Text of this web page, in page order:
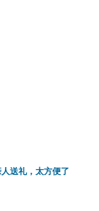
送礼，太方便了